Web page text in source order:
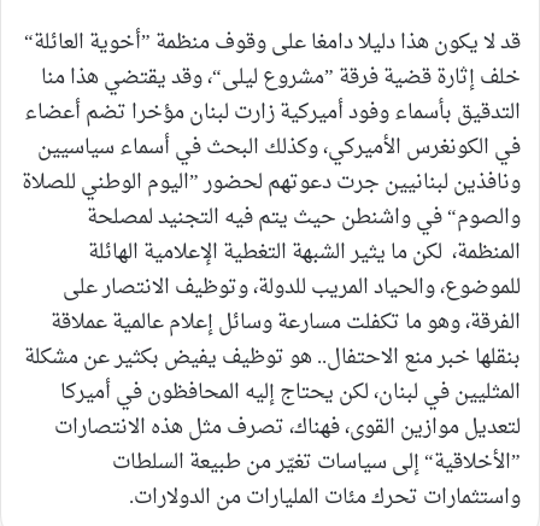
قد لا يكون هذا دليلا دامغا على وقوف منظمة ”أخوية العائلة“
خلف إثارة قضية فرقة ”مشروع ليلى“، وقد يقتضي هذا منا
التدقيق بأسماء وفود أميركية زارت لبنان مؤخرا تضم أعضاء
في الكونغرس الأميركي، وكذلك البحث في أسماء سياسيين
ونافذين لبنانيين جرت دعوتهم لحضور ”اليوم الوطني للصلاة
والصوم“ في واشنطن حيث يتم فيه التجنيد لمصلحة
المنظمة، لكن ما يثير الشبهة التغطية الإعلامية الهائلة
للموضوع، والحياد المريب للدولة، وتوظيف الانتصار على
الفرقة، وهو ما تكفلت مسارعة وسائل إعلام عالمية عملاقة
بنقلها خبر منع الاحتفال.. هو توظيف يفيض بكثير عن مشكلة
المثليين في لبنان، لكن يحتاج إليه المحافظون في أميركا
لتعديل موازين القوى، فهناك، تصرف مثل هذه الانتصارات
”الأخلاقية“ إلى سياسات تغيّر من طبيعة السلطات
واستثمارات تحرك مئات المليارات من الدولارات.